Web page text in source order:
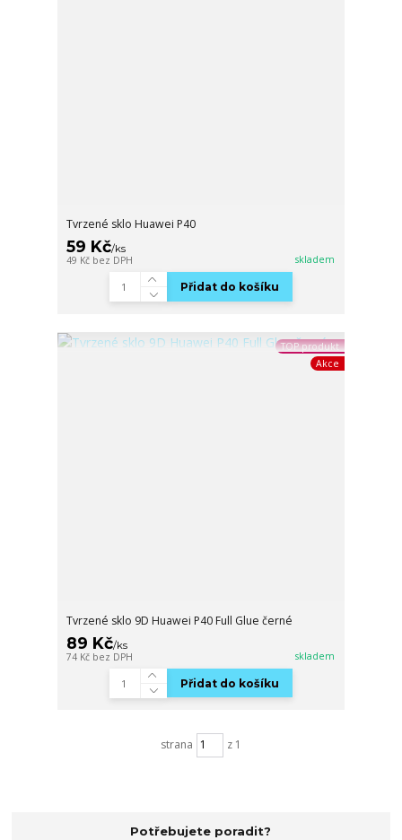
Tvrzené sklo Huawei P40
59 Kč/ks
49 Kč bez DPH skladem
Přidat do košíku
TOP produkt
Akce
Tvrzené sklo 9D Huawei P40 Full Glue černé
89 Kč/ks
74 Kč bez DPH skladem
Přidat do košíku
strana z 1
Potřebujete poradit?